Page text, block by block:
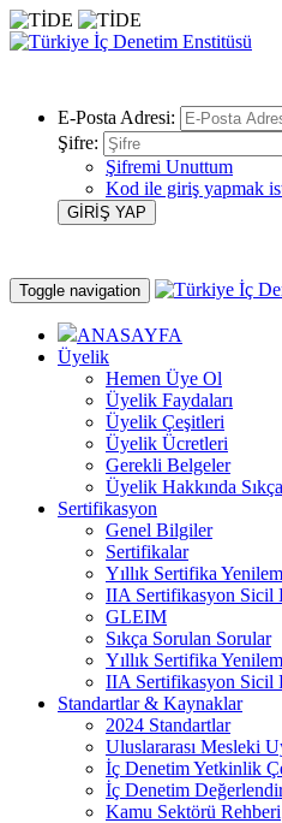
E-Posta Adresi:
Şifre:
Şifremi Unuttum
Kod ile giriş yapmak
Toggle navigation
ANASAYFA
Üyelik
Hemen Üye Ol
Üyelik Faydaları
Üyelik Çeşitleri
Üyelik Ücretleri
Gerekli Belgeler
Üyelik Hakkında
Sertifikasyon
Genel Bilgiler
Sertifikalar
Yıllık Sertifika
IIA Sertifikasyon Sicil
GLEIM
Sıkça Sorulan Sorular
Yıllık Sertifika
IIA Sertifikasyon Sicil
Standartlar & Kaynaklar
2024 Standartlar
Uluslararası Mesleki
İç Denetim Yetkinlik
İç Denetim
Kamu Sektörü Rehberi